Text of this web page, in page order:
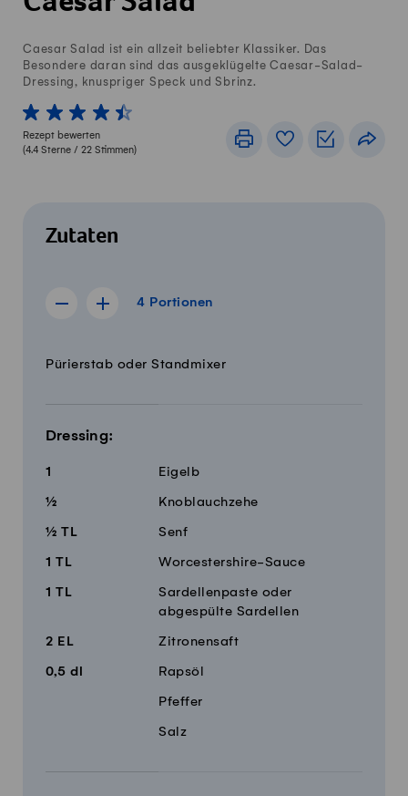
Caesar Salad ist ein allzeit beliebter Klassiker. Das
Besondere daran sind das ausgeklügelte Caesar-Salad-
Dressing, knuspriger Speck und Sbrinz.
1 von 5 Sterne
2 von 5 Sterne
3 von 5 Sterne
4 von 5 Sterne
5 von 5 Sterne
Rezept bewerten
(4.4 Sterne / 22 Stimmen)
DruckenRezeptbuch
Zutaten
4 Portionen
Rezept für 3 Portionen anzeigen
Rezept für 5 Portionen anzeigen
4 Portionen
MengeZutaten
Pürierstab oder Standmixer
Dressing:
1 Eigelb
½ Knoblauchzehe
½ TL Senf
1 TL Worcestershire-Sauce
1 TL
Sardellenpaste oder
abgespülte Sardellen
2 EL Zitronensaft
0,5 dl Rapsöl
Pfeffer
Salz